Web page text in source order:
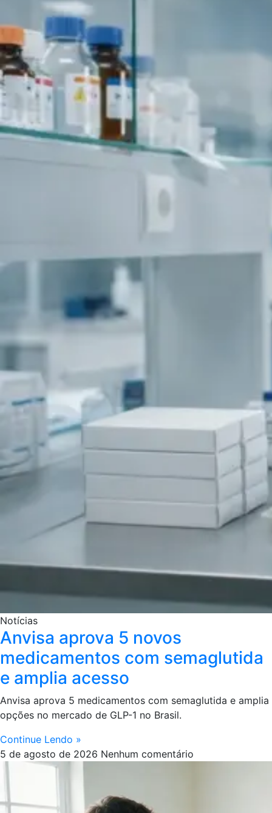
Notícias
Anvisa aprova 5 novos
medicamentos com semaglutida
e amplia acesso
Anvisa aprova 5 medicamentos com semaglutida e amplia
opções no mercado de GLP-1 no Brasil.
Continue Lendo »
5 de agosto de 2026 Nenhum comentário